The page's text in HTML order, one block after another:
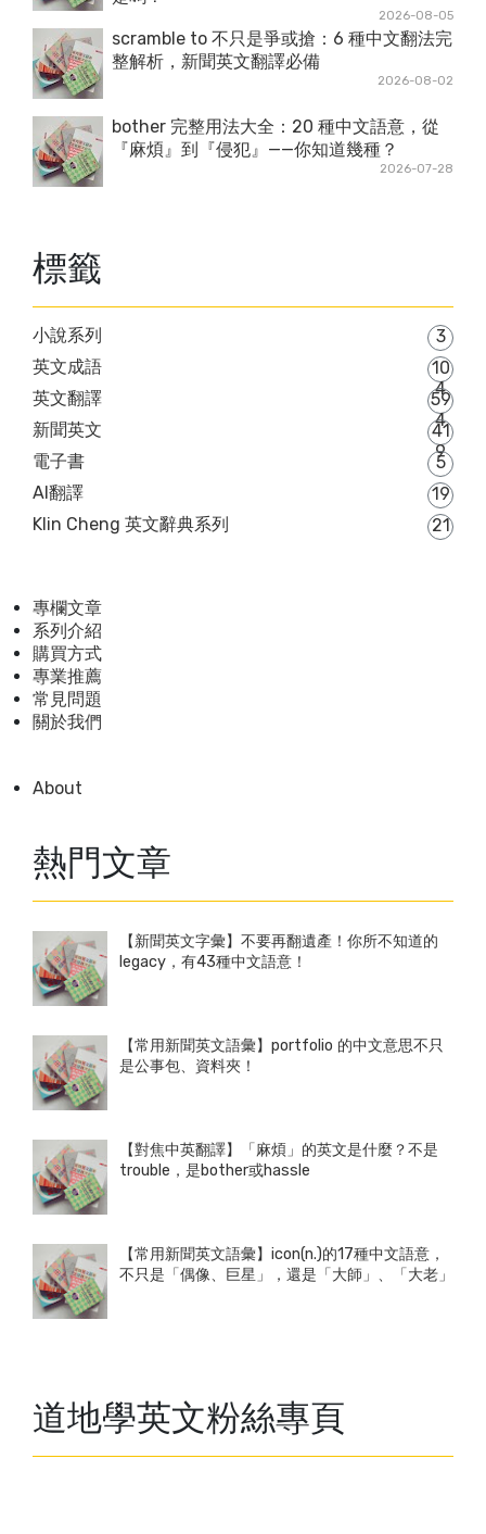
2026-08-05
scramble to 不只是爭或搶：6 種中文翻法完
整解析，新聞英文翻譯必備
2026-08-02
bother 完整用法大全：20 種中文語意，從
『麻煩』到『侵犯』——你知道幾種？
2026-07-28
標籤
小說系列
3
英文成語
10
4
英文翻譯
59
4
新聞英文
41
9
電子書
5
AI翻譯
19
Klin Cheng 英文辭典系列
21
專欄文章
系列介紹
購買方式
專業推薦
常見問題
關於我們
About
熱門文章
【新聞英文字彙】不要再翻遺產！你所不知道的
legacy，有43種中文語意！
【常用新聞英文語彙】portfolio 的中文意思不只
是公事包、資料夾！
【對焦中英翻譯】「麻煩」的英文是什麼？不是
trouble，是bother或hassle
【常用新聞英文語彙】icon(n.)的17種中文語意，
不只是「偶像、巨星」，還是「大師」、「大老」
道地學英文粉絲專頁